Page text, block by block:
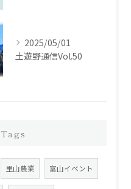
2025/05/01
土遊野通信Vol.50
Tags
里山農業 富山イベント